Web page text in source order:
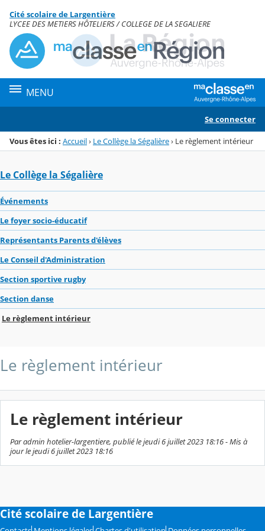
Menu de la rubrique
Contenu
Cité scolaire de Largentière
LYCEE DES METIERS HÔTELIERS / COLLEGE DE LA SEGALIERE
MENU
Se connecter
Vous êtes ici : Accueil› Le Collège la Ségalière› Le règlement intérieur
Le Collège la Ségalière
Événements
Le foyer socio-éducatif
Représentants Parents d'élèves
Le Conseil d'Administration
Section sportive rugby
Section danse
Le règlement intérieur
Le règlement intérieur
Le règlement intérieur
Par admin hotelier-largentiere, publié le jeudi 6 juillet 2023 18:16 - Mis à
jour le jeudi 6 juillet 2023 18:16
Cité scolaire de Largentière